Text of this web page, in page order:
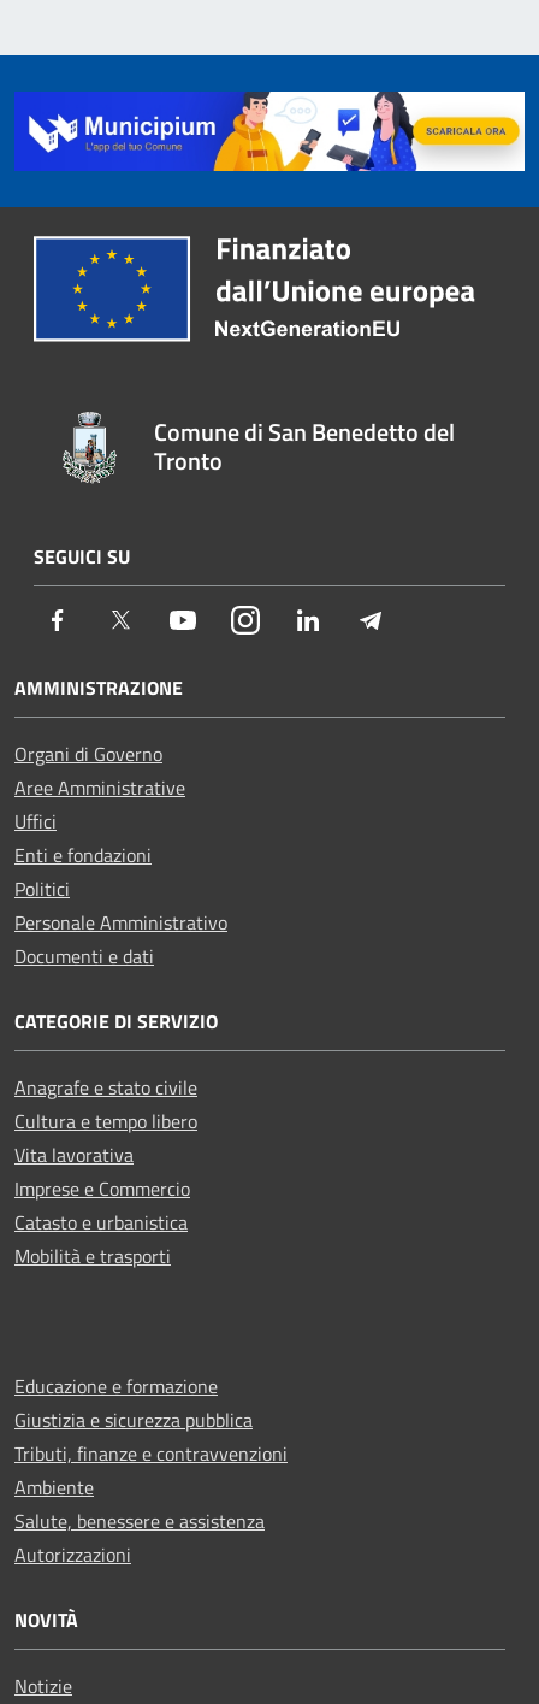
Comune di San Benedetto del
Tronto
SEGUICI SU
Facebook Twitter YoutubeInstagramLinkedIn
AMMINISTRAZIONE
Organi di Governo
Aree Amministrative
Uffici
Enti e fondazioni
Politici
Personale Amministrativo
Documenti e dati
CATEGORIE DI SERVIZIO
Anagrafe e stato civile
Cultura e tempo libero
Vita lavorativa
Imprese e Commercio
Catasto e urbanistica
Mobilità e trasporti
Educazione e formazione
Giustizia e sicurezza pubblica
Tributi, finanze e contravvenzioni
Ambiente
Salute, benessere e assistenza
Autorizzazioni
NOVITÀ
Notizie